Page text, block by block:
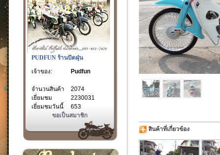
PUDFUN ร้านปัดฝุ่น
เจ้าของ:
Pudfun
จำนวนสินค้า
2074
เยี่ยมชม
2230031
เยี่ยมชมวันนี้
653
ขอเป็นสมาชิก
สินค้าที่เกี่ยวข้อง